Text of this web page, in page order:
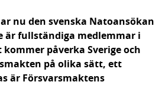
nu den svenska Natoansökan
är fullständiga medlemmar i
påverka Sverige och
på olika sätt, ett
är Försvarsmaktens